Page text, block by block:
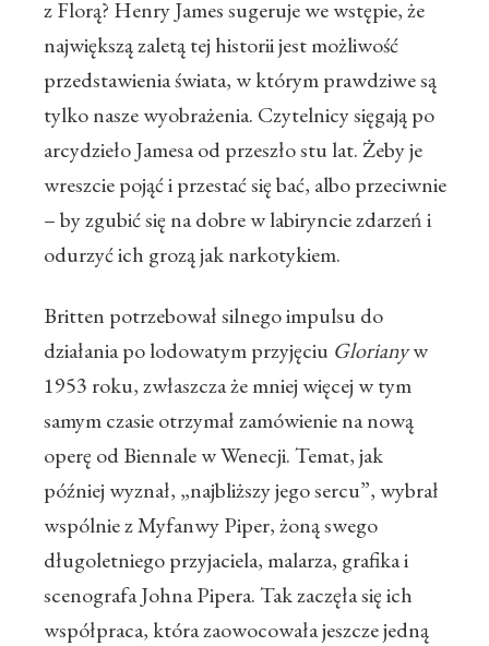
z Florą? Henry James sugeruje we wstępie, że
największą zaletą tej historii jest możliwość
przedstawienia świata, w którym prawdziwe są
tylko nasze wyobrażenia. Czytelnicy sięgają po
arcydzieło Jamesa od przeszło stu lat. Żeby je
wreszcie pojąć i przestać się bać, albo przeciwnie
– by zgubić się na dobre w labiryncie zdarzeń i
odurzyć ich grozą jak narkotykiem.
Britten potrzebował silnego impulsu do
działania po lodowatym przyjęciu Glorianyw
1953 roku, zwłaszcza że mniej więcej w tym
samym czasie otrzymał zamówienie na nową
operę od Biennale w Wenecji. Temat, jak
później wyznał, „najbliższy jego sercu”, wybrał
wspólnie z Myfanwy Piper, żoną swego
długoletniego przyjaciela, malarza, grafika i
scenografa Johna Pipera. Tak zaczęła się ich
współpraca, która zaowocowała jeszcze jedną